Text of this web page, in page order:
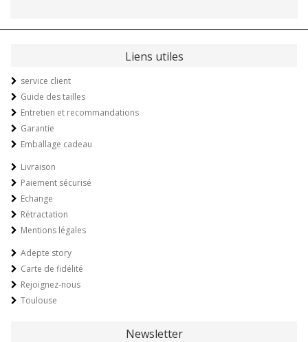
Liens utiles
service client
Guide des tailles
Entretien et recommandations
Garantie
Emballage cadeau
Livraison
Paiement sécurisé
Echange
Rétractation
Mentions légales
Adepte story
Carte de fidélité
Rejoignez-nous
Toulouse
Newsletter